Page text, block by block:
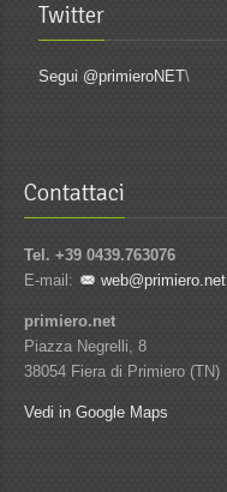
Twitter
Segui @primieroNET\
Contattaci
Tel. +39 0439.763076
E-mail:
web@primiero.net
primiero.net
Piazza Negrelli, 8
38054 Fiera di Primiero (TN)
Vedi in Google Maps